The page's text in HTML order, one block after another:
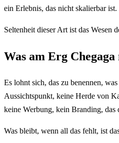
ein Erlebnis, das nicht skalierbar
Seltenheit dieser Art ist das Wesen
Was am Erg
Es lohnt sich, das zu benennen,
Aussichtspunkt, keine Herde von
keine Werbung, kein Branding, das
Was bleibt, wenn all das fehlt, ist